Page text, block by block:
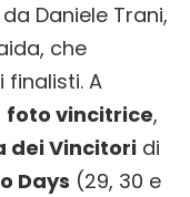
Daniele Trani,
che
finalisti. A
foto vincitrice,
dei Vincitori di
Days (29, 30 e